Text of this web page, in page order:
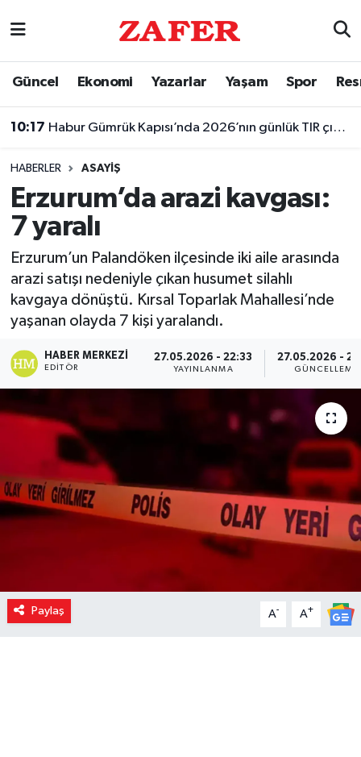
Güncel Ekonomi Yazarlar Yaşam Spor
10:17 Habur Gümrük Kapısı’nda 2026’nın günlük TIR çıkış rekoru kırıldı
HABERLER ASAYIŞ
Erzurum’da arazi kavgası:
7 yaralı
Erzurum’un Palandöken ilçesinde iki aile arasında
arazi satışı nedeniyle çıkan husumet silahlı
kavgaya dönüştü. Kırsal Toparlak Mahallesi’nde
yaşanan olayda 7 kişi yaralandı.
HABER MERKEZI
EDITÖR
27.05.2026 - 22:33
YAYINLANMA
27.05.2026 -
GÜNCELLEME
Paylaş A- A+
Nöbetçi Eczaneler
Trafik Durumu
Süper Lig Puan Durumu ve Fikstür
Tüm Manşetler
Son Dakika Haberleri
Haber Arşivi